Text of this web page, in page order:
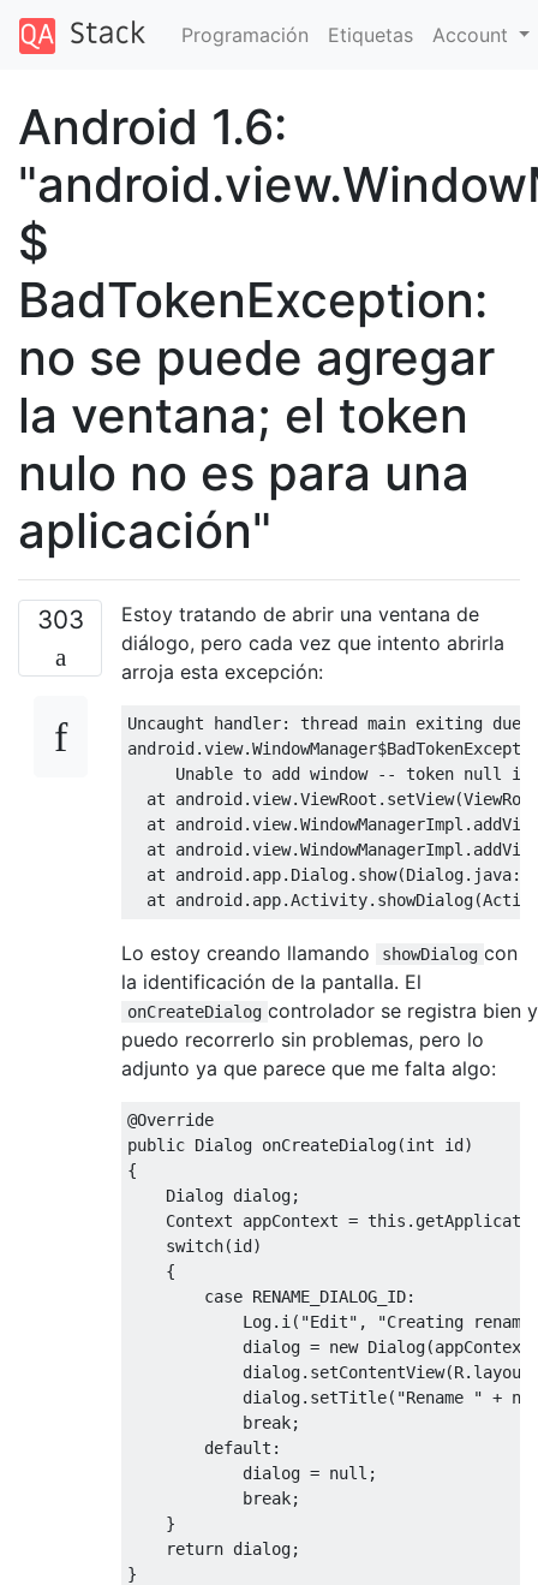
Programación Etiquetas Account
Android 1.6:
$
BadTokenException:
no se puede agregar
la ventana; el token
nulo no es para una
aplicación"
303
Estoy tratando de abrir una ventana de
diálogo, pero cada vez que intento abrirla
arroja esta excepción:
Uncaught handler:
thread main exiting due
android.view.
Unable to add window -- token null
is
  at android
.view.ViewRoot . setView(
  at android
.view.WindowManagerImpl .
  at android
.view.WindowManagerImpl .
  at android
. app. Dialog. show(Dialog. java:
  at android
. app.Activity. showDialog(
Lo estoy creando llamando showDialog con
la identificación de la pantalla. El
onCreateDialog controlador se registra bien y
puedo recorrerlo sin problemas, pero lo
adjunto ya que parece que me falta algo:
@Override
public Dialog onCreateDialog(int id)
{
Dialog dialog;
Context appContext = this .
switch(id)
{
case RENAME_DIALOG_ID:
Log. i ( "Edit" ,
"Creating
            dialog
= new Dialog(appContext
            dialog
. setContentView(R. layout
            dialog
. setTitle( "Rename " +
break;
default :
            dialog
= null ;
break;
}
return dialog;
}